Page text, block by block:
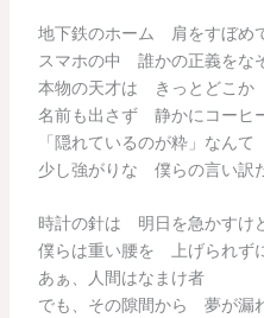
地下鉄のホーム 肩をすぼめ
スマホの中 誰かの正義をな
本物の天才は きっとどこか
名前も出さず 静かにコーヒ
「隠れているのが粋」なんて
少し強がりな 僕らの言い訳
時計の針は 明日を急かすけ
僕らは重い腰を 上げられず
あぁ、人間はなまけ者
でも、その隙間から 夢が漏